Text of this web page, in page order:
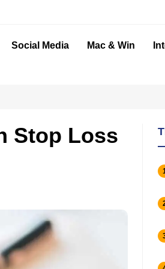
Social Media Mac & Win
Stop Loss